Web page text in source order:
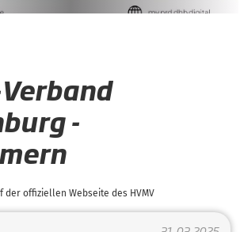
-
der offiziellen Webseite des HVMV